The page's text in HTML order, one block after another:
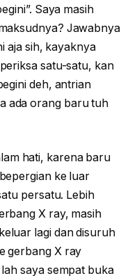
Saya masih
Jawabnya
aja sih, kayaknya
satu-satu, kan
deh, antrian
ada orang baru tuh
hati, karena baru
ke luar
persatu. Lebih
X ray, masih
lagi dan disuruh
gerbang X ray
saya sempat buka